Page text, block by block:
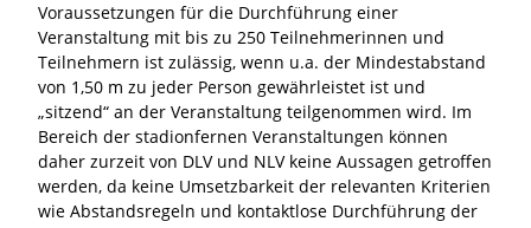
Voraussetzungen für die Durchführung einer
Veranstaltung mit bis zu 250 Teilnehmerinnen und
Teilnehmern ist zulässig, wenn u.a. der Mindestabstand
von 1,50 m zu jeder Person gewährleistet ist und
„sitzend“ an der Veranstaltung teilgenommen wird. Im
Bereich der stadionfernen Veranstaltungen können
daher zurzeit von DLV und NLV keine Aussagen getroffen
werden, da keine Umsetzbarkeit der relevanten Kriterien
wie Abstandsregeln und kontaktlose Durchführung der